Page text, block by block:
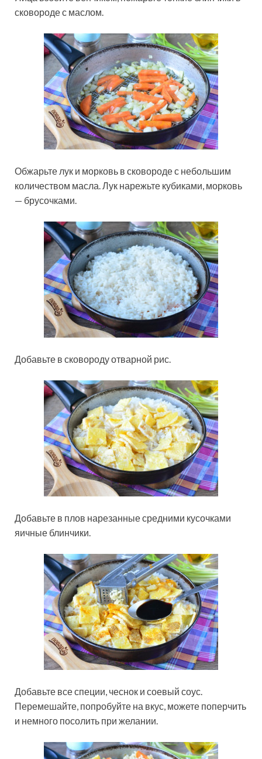
сковороде с маслом.
Обжарьте лук и морковь в сковороде с небольшим
количеством масла. Лук нарежьте кубиками, морковь
— брусочками.
Добавьте в сковороду отварной рис.
Добавьте в плов нарезанные средними кусочками
яичные блинчики.
Добавьте все специи, чеснок и соевый соус.
Перемешайте, попробуйте на вкус, можете поперчить
и немного посолить при желании.